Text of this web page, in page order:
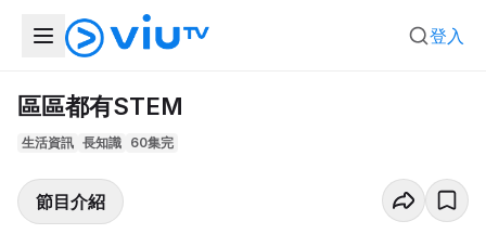
登入
區區都有STEM
生活資訊 長知識 60集完
節目介紹